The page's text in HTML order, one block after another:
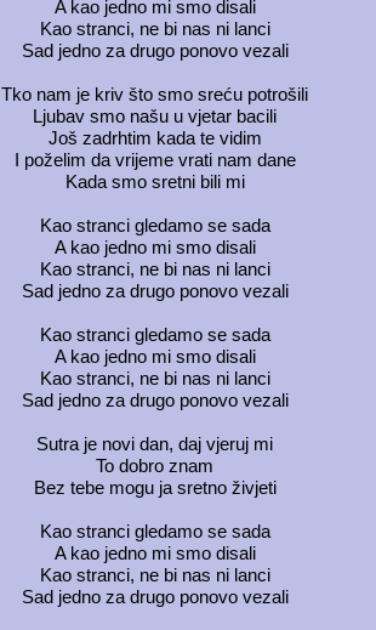
A kao jedno mi smo disali
Kao stranci, ne bi nas ni lanci
Sad jedno za drugo ponovo vezali
Tko nam je kriv što smo sreću potrošili
Ljubav smo našu u vjetar bacili
Još zadrhtim kada te vidim
I poželim da vrijeme vrati nam dane
Kada smo sretni bili mi
Kao stranci gledamo se sada
A kao jedno mi smo disali
Kao stranci, ne bi nas ni lanci
Sad jedno za drugo ponovo vezali
Kao stranci gledamo se sada
A kao jedno mi smo disali
Kao stranci, ne bi nas ni lanci
Sad jedno za drugo ponovo vezali
Sutra je novi dan, daj vjeruj mi
To dobro znam
Bez tebe mogu ja sretno živjeti
Kao stranci gledamo se sada
A kao jedno mi smo disali
Kao stranci, ne bi nas ni lanci
Sad jedno za drugo ponovo vezali